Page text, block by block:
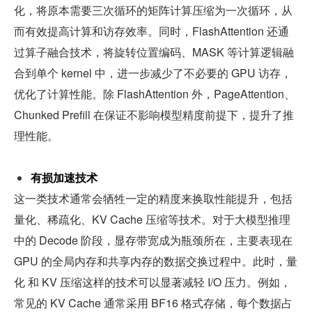
化，将原本需要三次循环的矩阵计算压缩为一次循环，从
而有效提高计算和访存效率。同时，FlashAttention 还通
过算子融合技术，将旋转位置编码、MASK 等计算逻辑融
合到单个 kernel 中，进一步减少了不必要的 GPU 访存，
优化了计算性能。除 FlashAttention 外，PageAttention、
Chunked Prefill 在保证不影响模型精度前提下，提升了推
理性能。
有损加速技术
这一类技术通常会牺牲一定的精度来换取性能提升，包括
量化、稀疏化、KV Cache 压缩等技术。对于大模型推理
中的 Decode 阶段，显存带宽成为瓶颈所在，主要表现在
GPU 的全局内存和共享内存的数据交换过程中。此时，量
化 和 KV 压缩这样的技术可以显著减轻 I/O 压力。例如，
常见的 KV Cache 通常采用 BF16 格式存储，每个数据占